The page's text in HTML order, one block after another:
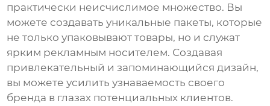
практически неисчислимое множество. Вы
можете создавать уникальные пакеты, которые
не только упаковывают товары, но и служат
ярким рекламным носителем. Создавая
привлекательный и запоминающийся дизайн,
вы можете усилить узнаваемость своего
бренда в глазах потенциальных клиентов.